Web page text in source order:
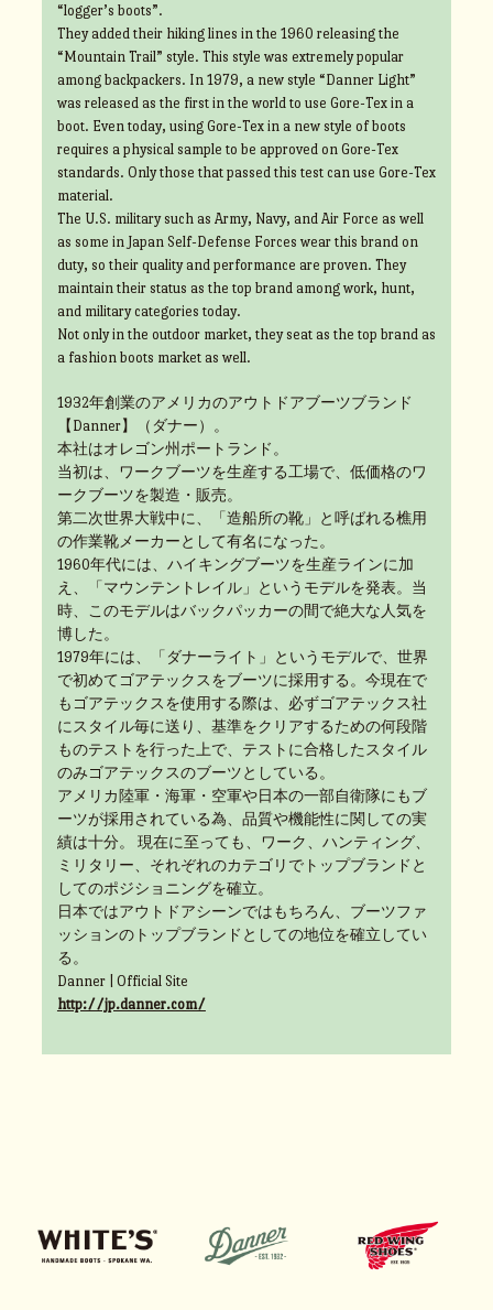
“logger’s boots”.
They added their hiking lines in the 1960 releasing the
“Mountain Trail” style. This style was extremely popular
among backpackers. In 1979, a new style “Danner Light”
was released as the first in the world to use Gore-Tex in a
boot. Even today, using Gore-Tex in a new style of boots
requires a physical sample to be approved on Gore-Tex
standards. Only those that passed this test can use Gore-Tex
material.
The U.S. military such as Army, Navy, and Air Force as well
as some in Japan Self-Defense Forces wear this brand on
duty, so their quality and performance are proven. They
maintain their status as the top brand among work, hunt,
and military categories today.
Not only in the outdoor market, they seat as the top brand as
a fashion boots market as well.
1932年創業のアメリカのアウトドアブーツブランド
【Danner】（ダナー）。
本社はオレゴン州ポートランド。
当初は、ワークブーツを生産する工場で、低価格のワ
ークブーツを製造・販売。
第二次世界大戦中に、「造船所の靴」と呼ばれる樵用
の作業靴メーカーとして有名になった。
1960年代には、ハイキングブーツを生産ラインに加
え、「マウンテントレイル」というモデルを発表。当
時、このモデルはバックパッカーの間で絶大な人気を
博した。
1979年には、「ダナーライト」というモデルで、世界
で初めてゴアテックスをブーツに採用する。今現在で
もゴアテックスを使用する際は、必ずゴアテックス社
にスタイル毎に送り、基準をクリアするための何段階
ものテストを行った上で、テストに合格したスタイル
のみゴアテックスのブーツとしている。
アメリカ陸軍・海軍・空軍や日本の一部自衛隊にもブ
ーツが採用されている為、品質や機能性に関しての実
績は十分。 現在に至っても、ワーク、ハンティング、
ミリタリー、それぞれのカテゴリでトップブランドと
してのポジショニングを確立。
日本ではアウトドアシーンではもちろん、ブーツファ
ッションのトップブランドとしての地位を確立してい
る。
Danner | Official Site
http://jp.danner.com/